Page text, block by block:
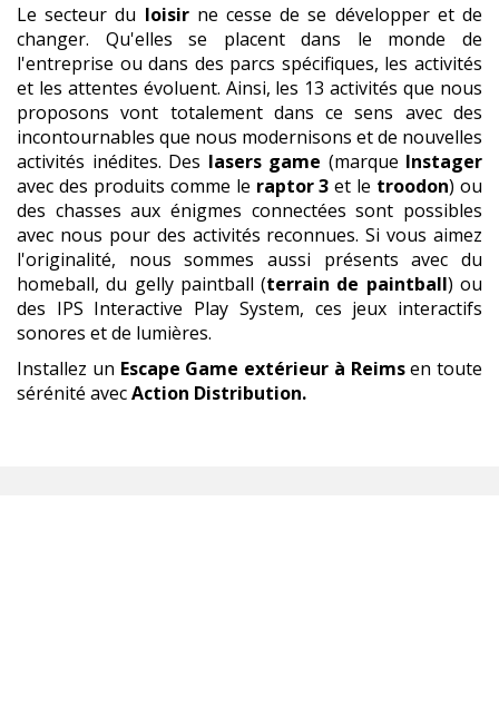
Le secteur du loisirne cesse de se développer et de
changer. Qu'elles se placent dans le monde de
l'entreprise ou dans des parcs spécifiques, les activités
et les attentes évoluent. Ainsi, les 13 activités que nous
proposons vont totalement dans ce sens avec des
incontournables que nous modernisons et de nouvelles
activités inédites. Des lasers game (marque Instager
avec des produits comme le raptor 3 et le troodon) ou
des chasses aux énigmes connectées sont possibles
avec nous pour des activités reconnues. Si vous aimez
l'originalité, nous sommes aussi présents avec du
homeball, du gelly paintball (terrain de paintball) ou
des IPS Interactive Play System, ces jeux interactifs
sonores et de lumières.
Installez un Escape Game extérieur à Reimsen toute
sérénité avecAction Distribution.